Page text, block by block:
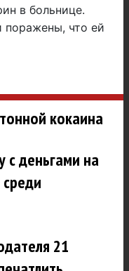
в больнице.
поражены, что ей
кокаина
с деньгами на
21